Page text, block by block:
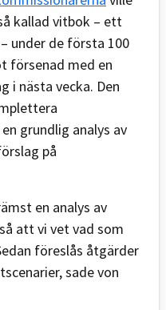
kallad vitbok – ett
under de första 100
försenad med en
i nästa vecka. Den
grundlig analys av
på
en analys av
att vi vet vad som
föreslås åtgärder
sade von